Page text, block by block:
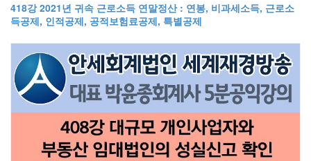
418강 2021년 귀속 근로소득 연말정산 : 연봉, 비과세소득, 근로소
득공제, 인적공제, 공적보험료공제, 특별공제